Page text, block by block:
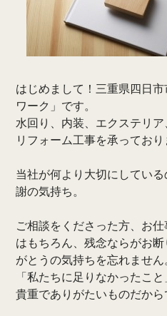
はじめまして！三重県四日
ワーク」です。
水回り、内装、エクステリ
リフォーム工事を承っており
当社が何より大切にしてい
謝の気持ち。
ご相談をくださった方、お
はもちろん、残念ならがお
がとうの気持ちを忘れません
「私たちに足りなかったこ
貴重でありがたいものだから